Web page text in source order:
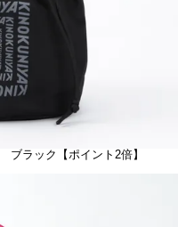
ラック【ポイント2倍】